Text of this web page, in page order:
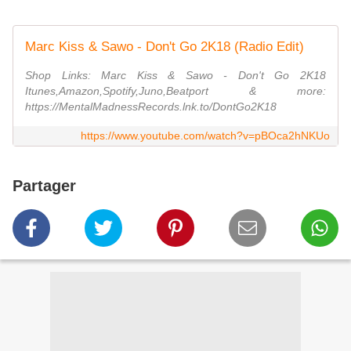
Marc Kiss & Sawo - Don't Go 2K18 (Radio Edit)
Shop Links: Marc Kiss & Sawo - Don't Go 2K18
Itunes,Amazon,Spotify,Juno,Beatport & more:
https://MentalMadnessRecords.lnk.to/DontGo2K18
https://www.youtube.com/watch?v=pBOca2hNKUo
Partager